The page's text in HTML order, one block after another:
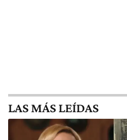
LAS MÁS LEÍDAS